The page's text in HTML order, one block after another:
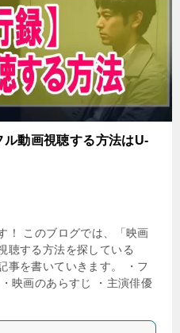
動画視聴する方法はU-
！ このブログでは、「映画
聴する方法を探している
事を書いていきます。 ・フ
映画のあらすじ ・主演俳優